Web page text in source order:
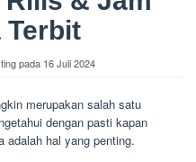
Terbit
pada 16 Juli 2024
merupakan salah satu
dengan pasti kapan
adalah hal yang penting.